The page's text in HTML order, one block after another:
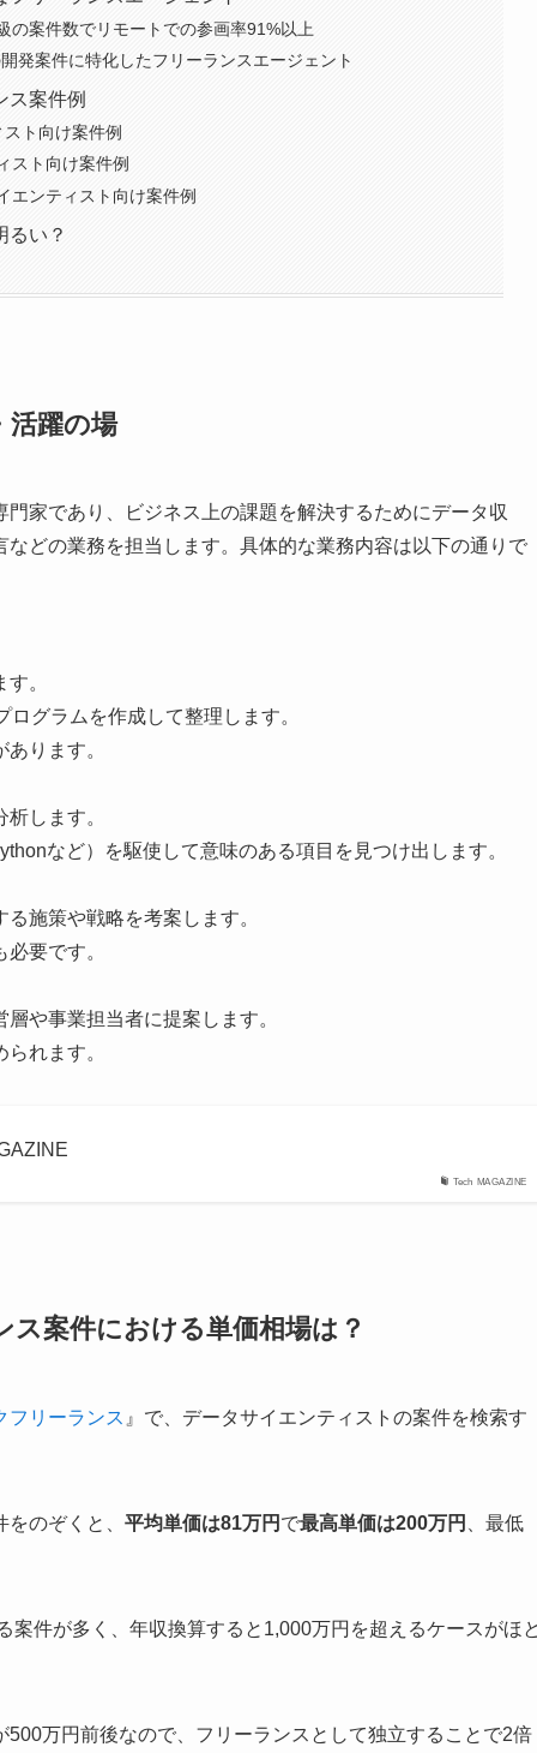
の案件数でリモートでの参画率91%以上
発案件に特化したフリーランスエージェント
ス案件例
ト向け案件例
スト向け案件例
エンティスト向け案件例
るい？
活躍の場
門家であり、ビジネス上の課題を解決するためにデータ収
どの業務を担当します。具体的な業務内容は以下の通りで
。
グラムを作成して整理します。
ります。
します。
など）を駆使して意味のある項目を見つけ出します。
施策や戦略を考案します。
要です。
や事業担当者に提案します。
れます。
Tech MAGAZINE
案件における単価相場は？
フリーランス 』で、データサイエンティストの案件を検索す
のぞくと、 平均単価は81万円 で最高単価は200万円 、最低
案件が多く、年収換算すると1,000万円を超えるケースがほ
万円前後なので、フリーランスとして独立することで2倍